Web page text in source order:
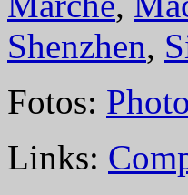
Shenzhen,
Fotos:
Links: